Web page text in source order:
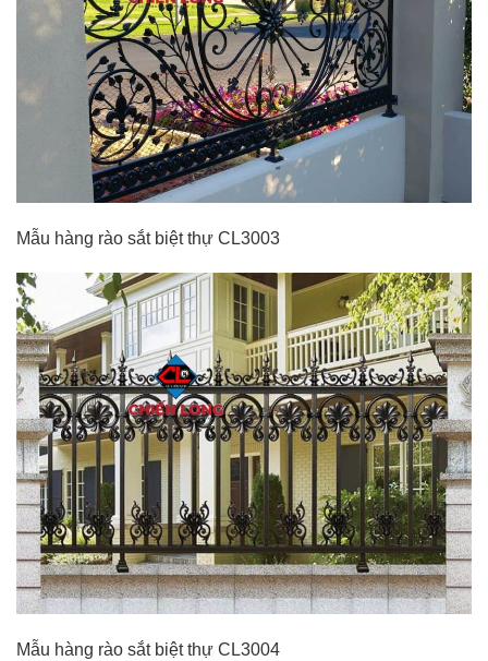
Mẫu hàng rào sắt biệt thự CL3003
Mẫu hàng rào sắt biệt thự CL3004